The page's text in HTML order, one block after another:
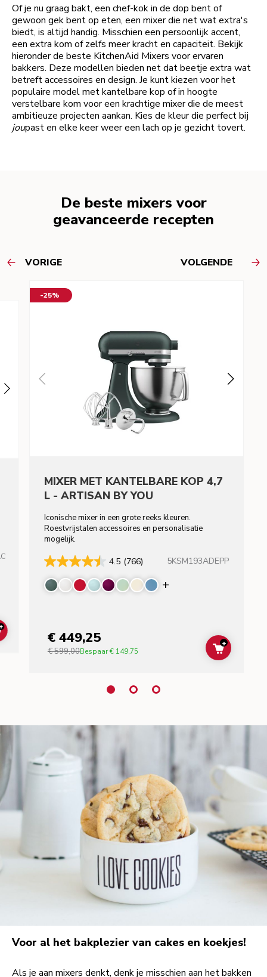
Of je nu graag bakt, een chef-kok in de dop bent of
gewoon gek bent op eten, een mixer die net wat extra's
biedt, is altijd handig. Misschien een persoonlijk accent,
een extra kom of zelfs meer kracht en capaciteit. Bekijk
hieronder de beste KitchenAid Mixers voor ervaren
bakkers. Deze modellen bieden net dat beetje extra wat
betreft accessoires en design. Je kunt kiezen voor het
populaire model met kantelbare kop of in hoogte
verstelbare kom voor een krachtige mixer die de meest
ambitieuze projecten aankan. Kies de kleur die perfect bij
joupast en elke keer weer een lach op je gezicht tovert.
De beste mixers voor
geavanceerde recepten
VORIGE VOLGENDE
ADD TO CART
-25%
MIXER MET KANTELBARE KOP 4,7
L - ARTISAN BY YOU
Iconische mixer in een grote reeks kleuren.
Roestvrijstalen accessoires en personalisatie
mogelijk.
4.5 (766) 5KSM193ADEPP
Display more
€ 449,25
€ 599,00Bespaar€ 149,75 ADD TO
+
Voor al het bakplezier van cakes en koekjes!
Als je aan mixers denkt, denk je misschien aan het bakken